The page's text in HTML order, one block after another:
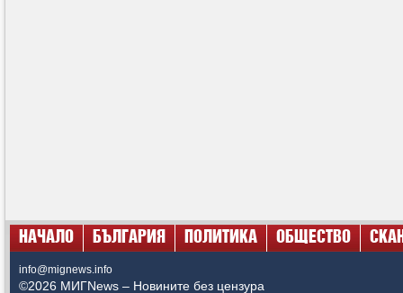
НАЧАЛО БЪЛГАРИЯ ПОЛИТИКА ОБЩЕСТВО
info@mignews.info
©2026 МИГNews – Новините без цензура